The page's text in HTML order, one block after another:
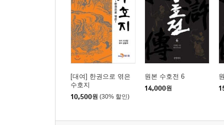
[대여] 한권으로 엮은
수호지
10,500원 (30% 할인)
원본 수호전 6
14,000원